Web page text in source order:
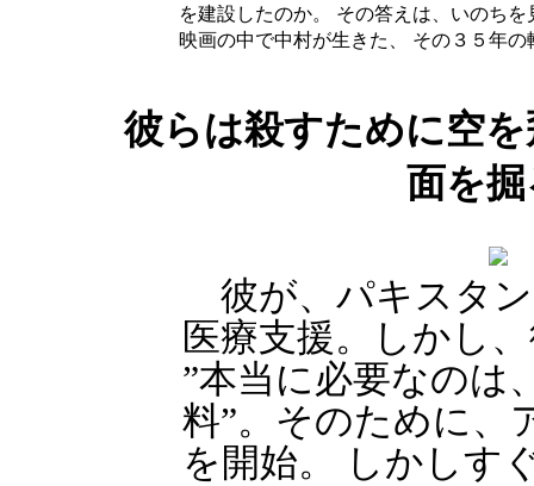
を建設したのか。 その答えは、いのち
映画の中で中村が生きた、 その３５年
彼らは殺すために空
面を
彼が、パキスタ
医療支援。しかし
”本当に必要なのは
料”。そのために、
を開始。 しかしす